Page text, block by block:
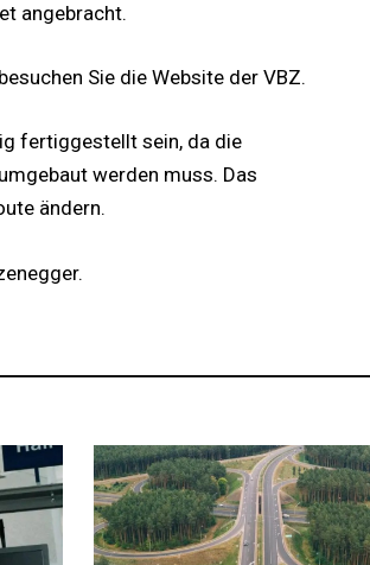
angebracht.
Sie die Website der VBZ.
fertiggestellt sein, da die
werden muss. Das
ändern.